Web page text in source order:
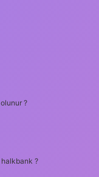
?
halkbank ?